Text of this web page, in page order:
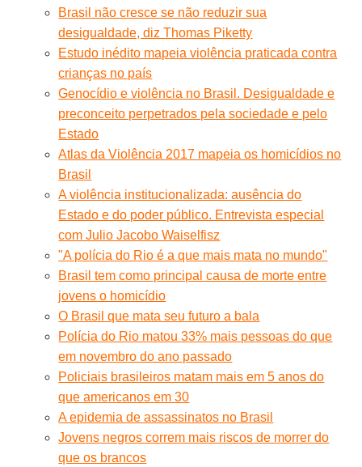
Brasil não cresce se não reduzir sua
desigualdade, diz Thomas Piketty
Estudo inédito mapeia violência praticada contra
crianças no país
Genocídio e violência no Brasil. Desigualdade e
preconceito perpetrados pela sociedade e pelo
Estado
Atlas da Violência 2017 mapeia os homicídios no
Brasil
A violência institucionalizada: ausência do
Estado e do poder público. Entrevista especial
com Julio Jacobo Waiselfisz
"A polícia do Rio é a que mais mata no mundo"
Brasil tem como principal causa de morte entre
jovens o homicídio
O Brasil que mata seu futuro a bala
Polícia do Rio matou 33% mais pessoas do que
em novembro do ano passado
Policiais brasileiros matam mais em 5 anos do
que americanos em 30
A epidemia de assassinatos no Brasil
Jovens negros correm mais riscos de morrer do
que os brancos